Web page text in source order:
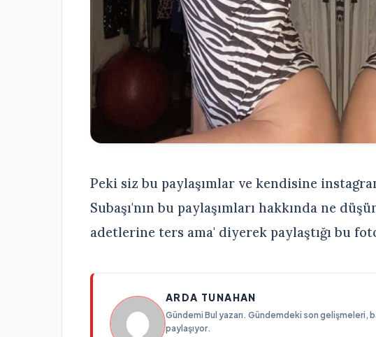
Peki siz bu paylaşımlar ve kendisine
Subaşı'nın bu paylaşımları hakkında ne
adetlerine ters ama' diyerek paylaştığı bu
ARDA TUNAHAN
Gündemi Bul yazarı. Gündemdeki son gelişmeleri,
paylaşıyor.